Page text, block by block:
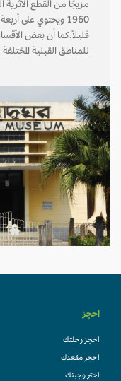
مزيجًا من القطع الأثرية
1960 ويحتوي على
قليلاً.كما أن بعض
للمناطق القبلية
احجز
احجز رحلتك
احجز مقعدك
اختر وجبتك